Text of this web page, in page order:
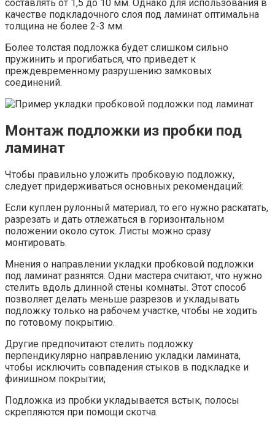
составлять от 1,5 до 10 мм. Однако для использования в
качестве подкладочного слоя под ламинат оптимальна
толщина не более 2-3 мм.
Более толстая подложка будет слишком сильно
пружинить и прогибаться, что приведет к
преждевременному разрушению замковых
соединений.
Монтаж подложки из пробки под
ламинат
Чтобы правильно уложить пробковую подложку,
следует придерживаться основных рекомендаций:
Если куплен рулонный материал, то его нужно раскатать,
разрезать и дать отлежаться в горизонтальном
положении около суток. Листы можно сразу
монтировать.
Мнения о направлении укладки пробковой подложки
под ламинат разнятся. Одни мастера считают, что нужно
стелить вдоль длинной стены комнаты. Этот способ
позволяет делать меньше разрезов и укладывать
подложку только на рабочем участке, чтобы не ходить
по готовому покрытию.
Другие предпочитают стелить подложку
перпендикулярно направлению укладки ламината,
чтобы исключить совпадения стыков в подкладке и
финишном покрытии;
Подложка из пробки укладывается встык, полосы
скрепляются при помощи скотча.